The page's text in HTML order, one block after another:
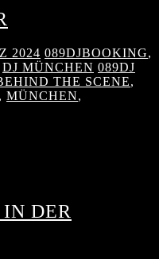
2024 089DJBOOKING,
DJ MÜNCHEN 089DJ
THE SCENE,
, MÜNCHEN,
DER